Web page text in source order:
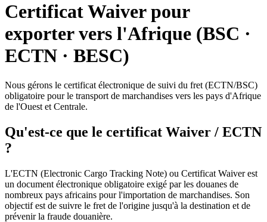
Certificat Waiver pour
exporter vers l'Afrique (BSC ·
ECTN · BESC)
Nous gérons le certificat électronique de suivi du fret (ECTN/BSC)
obligatoire pour le transport de marchandises vers les pays d'Afrique
de l'Ouest et Centrale.
Qu'est-ce que le certificat Waiver / ECTN
?
L'ECTN (Electronic Cargo Tracking Note) ou Certificat Waiver est
un document électronique obligatoire exigé par les douanes de
nombreux pays africains pour l'importation de marchandises. Son
objectif est de suivre le fret de l'origine jusqu'à la destination et de
prévenir la fraude douanière.